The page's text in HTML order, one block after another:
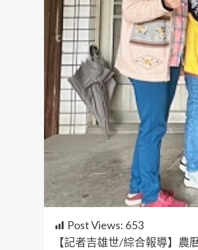
Post Views: 653
【記者吉雄世/綜合報導】